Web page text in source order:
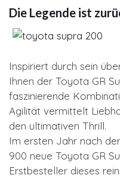
Die Legende ist
Inspiriert durch sein
Ihnen der Toyota GR
faszinierende
Agilität vermittelt
den ultimativen Thrill.
Im ersten Jahr nach
900 neue Toyota GR
Erstbesteller dieses